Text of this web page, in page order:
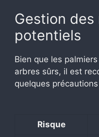
Gestion des
potentiels
Bien que les
arbres sûrs, il est
quelques
Risque